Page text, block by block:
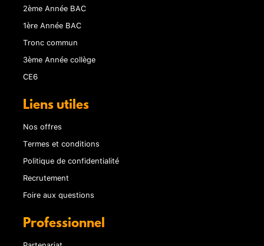
2ème Année BAC
1ère Année BAC
Tronc commun
3ème Année collège
CE6
Liens utiles
Nos offres
Termes et conditions
Politique de confidentialité
Recrutement
Foire aux questions
Professionnel